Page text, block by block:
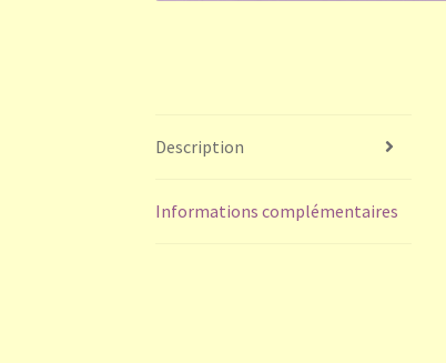
Description
Informations complémentaires